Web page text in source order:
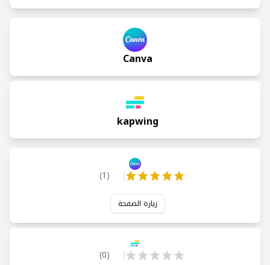
Canva
kapwing
(
1
)
زيارة الصفحة
(
0
)